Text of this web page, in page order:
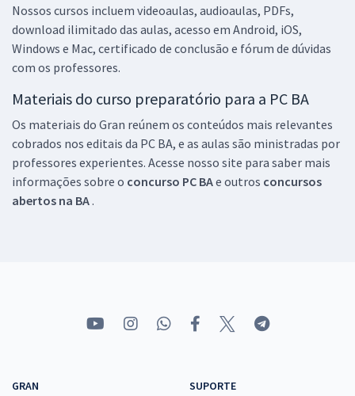
Nossos cursos incluem videoaulas, audioaulas, PDFs,
download ilimitado das aulas, acesso em Android, iOS,
Windows e Mac, certificado de conclusão e fórum de dúvidas
com os professores.
Materiais do curso preparatório para a PC BA
Os materiais do Gran reúnem os conteúdos mais relevantes
cobrados nos editais da PC BA, e as aulas são ministradas por
professores experientes. Acesse nosso site para saber mais
informações sobre o concurso PC BAe outros concursos
abertos na BA .
GRAN
SUPORTE